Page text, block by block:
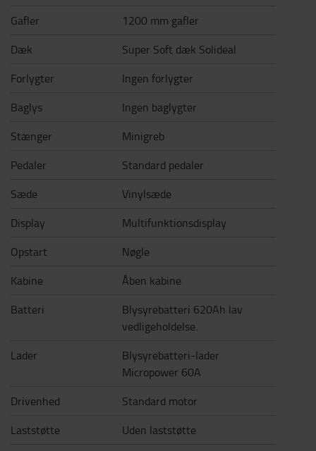
Gafler
1200 mm gafler
Dæk
Super Soft dæk Solideal
Forlygter
Ingen forlygter
Baglys
Ingen baglygter
Stænger
Minigreb
Pedaler
Standard pedaler
Sæde
Vinylsæde
Display
Multifunktionsdisplay
Opstart
Nøgle
Kabine
Åben kabine
Batteri
Blysyrebatteri 620Ah lav
vedligeholdelse.
Lader
Blysyrebatteri-lader
Micropower 60A
Drivenhed
Standard motor
Laststøtte
Uden laststøtte